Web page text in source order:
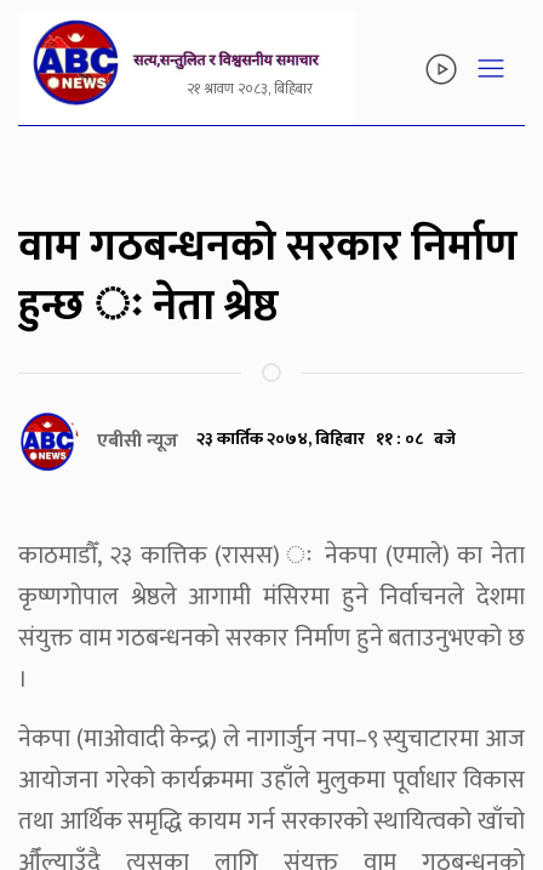
२१ श्रावण २०८३, बिहिबार
वाम गठबन्धनको सरकार निर्माण
हुन्छ ः नेता श्रेष्ठ
एबीसी न्यूज २३ कार्तिक २०७४, बिहिबार ११ : ०८ बजे
काठमाडौँ, २३ कात्तिक (रासस) ः नेकपा (एमाले) का नेता
कृष्णगोपाल श्रेष्ठले आगामी मंसिरमा हुने निर्वाचनले देशमा
संयुक्त वाम गठबन्धनको सरकार निर्माण हुने बताउनुभएको छ
।
नेकपा (माओवादी केन्द्र) ले नागार्जुन नपा–९ स्युचाटारमा आज
आयोजना गरेको कार्यक्रममा उहाँले मुलुकमा पूर्वाधार विकास
तथा आर्थिक समृद्धि कायम गर्न सरकारको स्थायित्वको खाँचो